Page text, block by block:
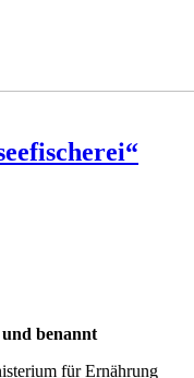
benannt
für Ernährung